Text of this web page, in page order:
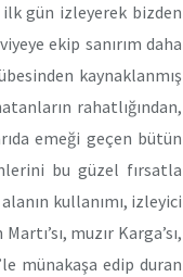
ilk gün izleyerek bizden
ekip sanırım daha
kaynaklanmış
rahatlığından,
emeği geçen bütün
bu güzel fırsatla
kullanımı, izleyici
muzır Karga’sı,
münakaşa edip duran